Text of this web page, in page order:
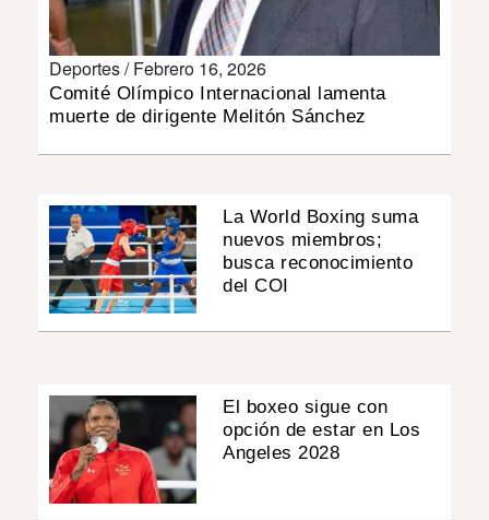
Deportes /Febrero 16, 2026
Comité Olímpico Internacional lamenta
muerte de dirigente Melitón Sánchez
La World Boxing suma
nuevos miembros;
busca reconocimiento
del COI
El boxeo sigue con
opción de estar en Los
Angeles 2028